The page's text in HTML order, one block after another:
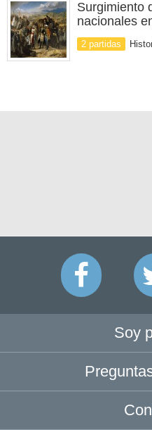
Surgimiento
nacionales
2 partidas
Soy